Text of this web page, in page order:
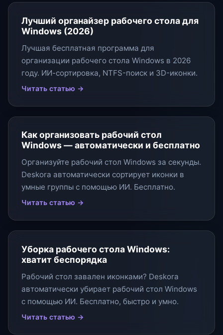
Лучший органайзер рабочего стола для
Windows (2026)
Лучшая бесплатная программа для
организации рабочего стола Windows в 2026
году. ИИ-сортировка, NTFS-поиск и 3D-иконки.
Читать статью →
Как организовать рабочий стол
Windows — автоматически и бесплатно
Организуйте рабочий стол Windows за секунды.
Deskora автоматически сортирует иконки в
умные группы с помощью ИИ. Бесплатно.
Читать статью →
Уборка рабочего стола Windows:
хватит беспорядка
Рабочий стол завален иконками? Deskora
автоматически убирает рабочий стол Windows
с помощью ИИ. Бесплатно, быстро и умно.
Читать статью →